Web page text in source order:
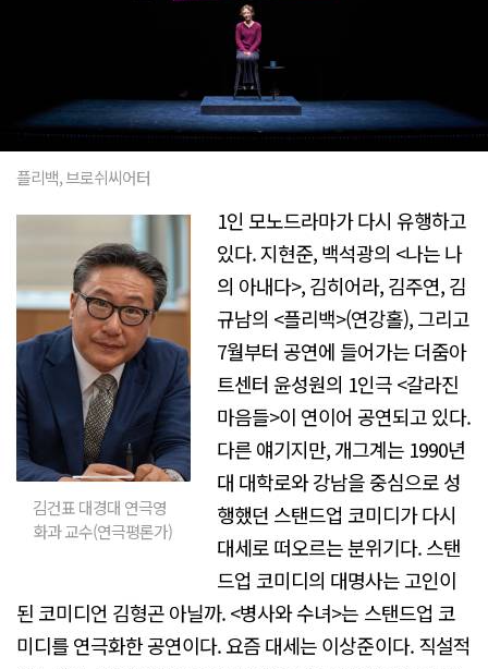
플리백, 브로쉬씨어터
김건표 대경대 연극영
화과 교수(연극평론가)
1인 모노드라마가 다시 유행하고
있다. 지현준, 백석광의 <나는 나
의 아내다>, 김히어라, 김주연, 김
규남의 <플리백>(연강홀), 그리고
7월부터 공연에 들어가는 더줌아
트센터 윤성원의 1인극 <갈라진
마음들>이 연이어 공연되고 있다.
다른 얘기지만, 개그계는 1990년
대 대학로와 강남을 중심으로 성
행했던 스탠드업 코미디가 다시
대세로 떠오르는 분위기다. 스탠
드업 코미디의 대명사는 고인이
된 코미디언 김형곤 아닐까. <병사와 수녀>는 스탠드업 코
미디를 연극화한 공연이다. 요즘 대세는 이상준이다. 직설적